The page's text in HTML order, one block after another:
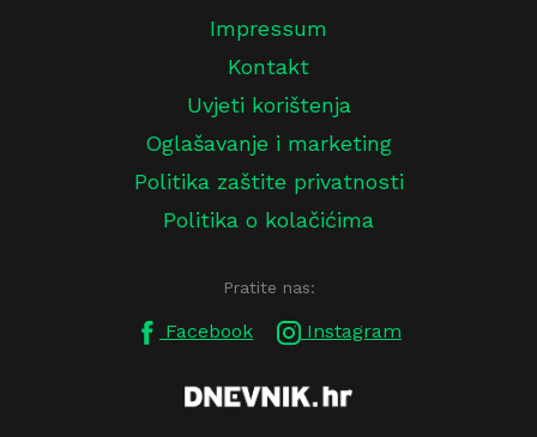
Impressum
Kontakt
Uvjeti korištenja
Oglašavanje i marketing
Politika zaštite privatnosti
Politika o kolačićima
Pratite nas:
Facebook Instagram